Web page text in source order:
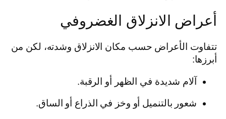
أعراض الانزلاق الغضروفي
تتفاوت الأعراض حسب مكان الانزلاق وشدته، لكن من
أبرزها:
آلام شديدة في الظهر أو الرقبة.
شعور بالتنميل أو وخز في الذراع أو الساق.